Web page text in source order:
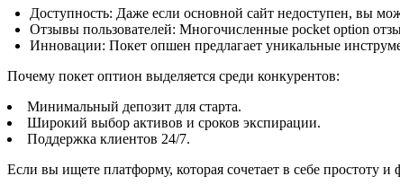
Доступность: Даже если основной сайт недоступен, вы
Отзывы пользователей: Многочисленные pocket option
Инновации: Покет опшен предлагает уникальные
Почему покет оптион выделяется среди конкурентов:
Минимальный депозит для старта.
Широкий выбор активов и сроков экспирации.
Поддержка клиентов 24/7.
Если вы ищете платформу, которая сочетает в себе